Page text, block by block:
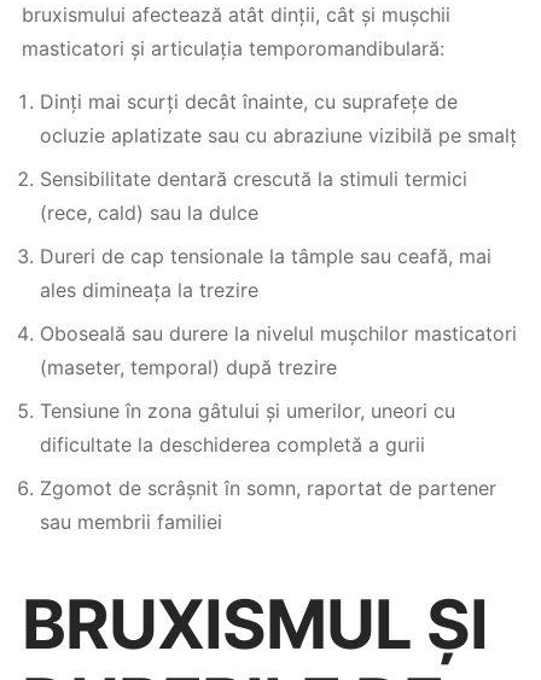
bruxismului afectează atât dinții, cât și mușchii
masticatori și articulația temporomandibulară:
Dinți mai scurți decât înainte, cu suprafețe de
ocluzie aplatizate sau cu abraziune vizibilă pe smalț
Sensibilitate dentară crescută la stimuli termici
(rece, cald) sau la dulce
Dureri de cap tensionale la tâmple sau ceafă, mai
ales dimineața la trezire
Oboseală sau durere la nivelul mușchilor masticatori
(maseter, temporal) după trezire
Tensiune în zona gâtului și umerilor, uneori cu
dificultate la deschiderea completă a gurii
Zgomot de scrâșnit în somn, raportat de partener
sau membrii familiei
BRUXISMUL ȘI